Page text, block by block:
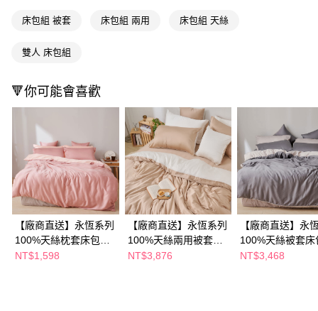
購買商品的店家。未經商家同意取消之訂單仍視為有效，需透過AFTEE先享
是否繳費成功／繳費後需取消欲退款等相關疑問，請聯繫「AFTEE先享後付
【注意事項】
１．透過由恩沛科技股份有限公司提供之「AFTEE先享後付」服務完成之交
易，需依本服務之必要範圍內提供個人資料，並將交易相關給付款項請求債
權轉讓予恩沛科技股份有限公司。
２．關於個人資料處理事宜，請瀏覽以下網址：
https://aftee.tw/terms/#terms3
３．未成年的使用者請事先徵得法定代理人或監護人之同意方可使用
「AFTEE先享後付」，若未經同意申辦者引起之損失，本公司不負相關責
任。
４．使用「AFTEE先享後付」時，將依據個別帳號之用戶狀況，依本公司即
時審查核予不同之上限額度；若仍有額度不足之情形，本公司將視審查結果
請求用戶進行身份認證。
５．嚴禁一人註冊多個帳號或使用他人資訊註冊。若發現惡意使用之情形，
恩沛科技股份有限公司將有權停止該用戶之使用額度並採取法律行動。
床包組 被套 床包組 兩用 床包組 天絲
雙人 床包組
🔻你可能會喜歡
【廠商直送】永恆系列
100%天絲枕套床包組
(雙人)-桃花粉
NT$1,598
【廠商直送】永恆系列
100%天絲兩用被套床
包組(雙人)-拿鐵棕
NT$3,876
【廠商直送】永
100%天絲被套床
(雙人)-沉穩灰
NT$3,468